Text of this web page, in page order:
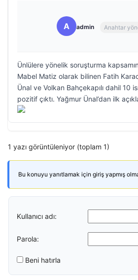
A admin Anahtar
Ünlülere yönelik soruşturma
Mabel Matiz olarak bilinen Fatih
Ünal ve Volkan Bahçekapılı dahil 10
pozitif çıktı. Yağmur Ünal’dan ilk
1 yazı görüntüleniyor (toplam 1)
Bu konuyu yanıtlamak için giriş yapmış
Kullanıcı adı:
Parola:
Beni hatırla